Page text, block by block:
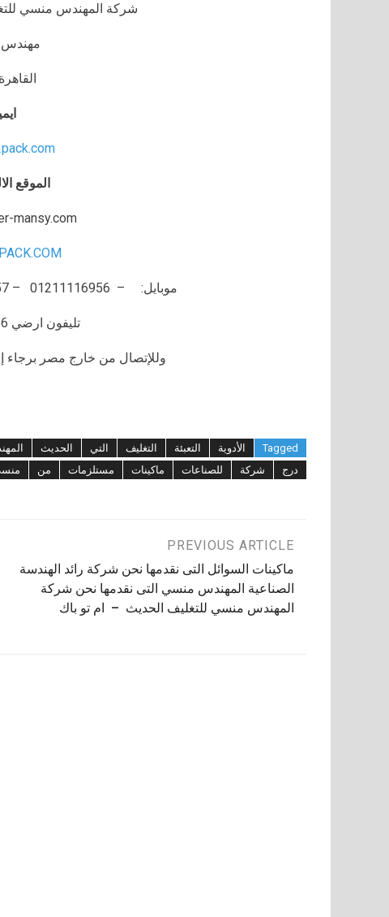
شركة المهندس منسي
الموقع
mansy.com
موبايل: – 01211116956 – 01211116957 – 01211116958
تليفون ارضي 0225880056
وللإتصال من خارج مصر برجاء إضافة 002 كود مصر
Tagged الأدوية التعبئة التغليف التي الحديث
درج
شركة للصناعات ماكينات مستلزمات من
تصفّح
المقالات
PREVIOUS ARTICLE
ماكينات السوائل التى نقدمها نحن شركة رائد الهندسة
الصناعية المهندس منسي التى نقدمها نحن شركة
المهندس منسي للتغليف الحديث – ام تو باك